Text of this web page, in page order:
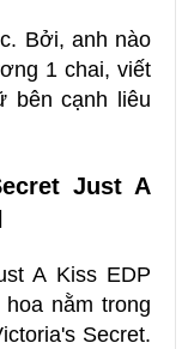
Bởi, anh nào
1 chai, viết
bên cạnh liêu
Just A
A Kiss EDP
nằm trong
Secret.